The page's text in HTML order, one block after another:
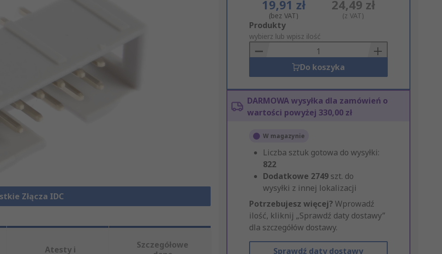
Złącza IDC
19,91 zł
(bez VAT)
24,49 zł
(z VAT)
Add
to
Basket
Produkty
wybierz lub wpisz ilość
Do koszyka
DARMOWA wysyłka dla zamówień o
wartości powyżej 330,00 zł
W magazynie
Liczba sztuk gotowa do wysyłki:
822
Dodatkowe 2749 szt. do
wysyłki z innej lokalizacji
Potrzebujesz więcej? Wprowadź
ilość, kliknij „Sprawdź daty dostawy”
dla szczegółów dostawy.
Sprawdź daty dostawy
Atesty i
Szczegółowe